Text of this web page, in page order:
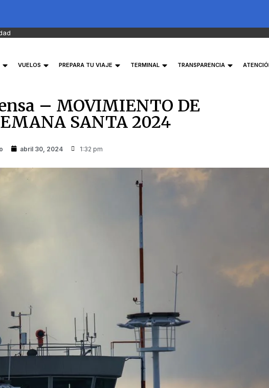
VUELOS PREPARA TU VIAJE TERMINAL TRANSPARENCIA
– MOVIMIENTO DE
SANTA 2024
abril 30, 2024 1:32 pm